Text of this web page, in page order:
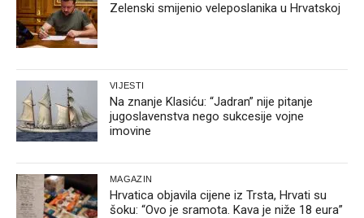
Zelenski smijenio veleposlanika u Hrvatskoj
VIJESTI
Na znanje Klasiću: “Jadran” nije pitanje
jugoslavenstva nego sukcesije vojne
imovine
MAGAZIN
Hrvatica objavila cijene iz Trsta, Hrvati su
šoku: “Ovo je sramota. Kava je niže 18 eura”